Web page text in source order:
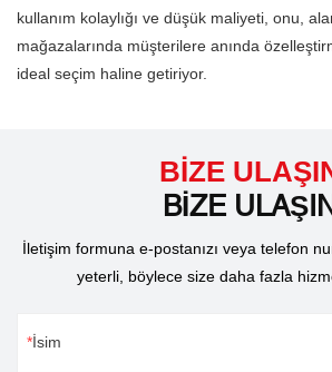
kullanım kolaylığı ve düşük maliyeti, onu,
mağazalarında müşterilere anında
ideal seçim haline getiriyor.
değerli hizmet sunmak isteyen
perakende mağazaları için
şiddetle tavsiye edilir. Bu
ve benzersiz yüzük ve bilezikler
BİZE
BİZE ULAŞIN
İletişim formuna e-postanızı veya telefon
yeterli, böylece size daha fazla
İsim